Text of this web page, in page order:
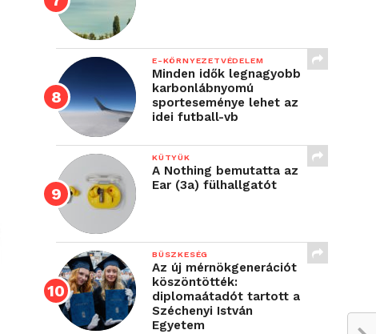
E-KÖRNYEZETVÉDELEM
Minden idők legnagyobb
karbonlábnyomú
sporteseménye lehet az
idei futball-vb
KÜTYÜK
A Nothing bemutatta az
Ear (3a) fülhallgatót
BÜSZKESÉG
Az új mérnökgenerációt
köszöntötték:
diplomaátadót tartott a
Széchenyi István
Egyetem